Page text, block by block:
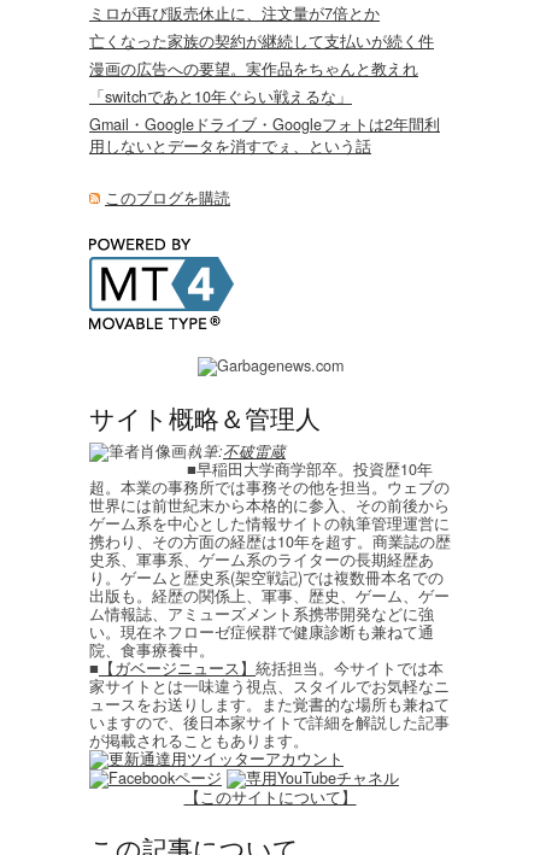
ミロが再び販売休止に、注文量が7倍とか
亡くなった家族の契約が継続して支払いが続く件
漫画の広告への要望。実作品をちゃんと教えれ
「switchであと10年ぐらい戦えるな」
Gmail・Googleドライブ・Googleフォトは2年間利
用しないとデータを消すでぇ、という話
このブログを購読
サイト概略＆管理人
執筆:不破雷蔵
■早稲田大学商学部卒。投資歴10年
超。本業の事務所では事務その他を担当。ウェブの
世界には前世紀末から本格的に参入、その前後から
ゲーム系を中心とした情報サイトの執筆管理運営に
携わり、その方面の経歴は10年を超す。商業誌の歴
史系、軍事系、ゲーム系のライターの長期経歴あ
り。ゲームと歴史系(架空戦記)では複数冊本名での
出版も。経歴の関係上、軍事、歴史、ゲーム、ゲー
ム情報誌、アミューズメント系携帯開発などに強
い。現在ネフローゼ症候群で健康診断も兼ねて通
院、食事療養中。
■ 【ガベージニュース】 統括担当。今サイトでは本
家サイトとは一味違う視点、スタイルでお気軽なニ
ュースをお送りします。また覚書的な場所も兼ねて
いますので、後日本家サイトで詳細を解説した記事
が掲載されることもあります。
【このサイトについて】